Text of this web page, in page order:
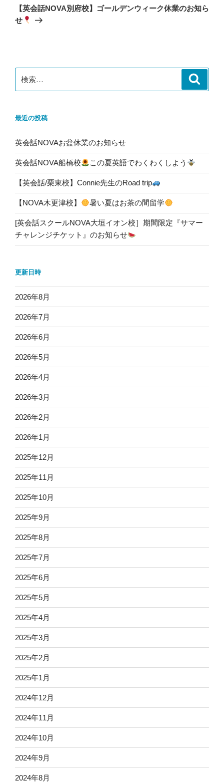
ー
シ
の
投
【英会話NOVA別府校】ゴールデンウィーク休業のお知ら
せ
索:
最近の投稿
英会話NOVAお盆休業のお知らせ
英会話NOVA船橋校 この夏英語でわくわくしよう
【英会話/栗東校】Connie先生のRoad trip
【NOVA木更津校】 暑い夏はお茶の間留学
[英会話スクールNOVA大垣イオン校］期間限定『サマー
チャレンジチケット』のお知らせ
更新日時
2026年8月
2026年7月
2026年6月
2026年5月
2026年4月
2026年3月
2026年2月
2026年1月
2025年12月
2025年11月
2025年10月
2025年9月
2025年8月
2025年7月
2025年6月
2025年5月
2025年4月
2025年3月
2025年2月
2025年1月
2024年12月
2024年11月
2024年10月
2024年9月
2024年8月